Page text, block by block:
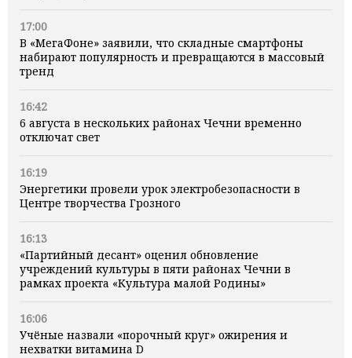
17:00
В «МегаФоне» заявили, что складные смартфоны
набирают популярность и превращаются в массовый
тренд
16:42
6 августа в нескольких районах Чечни временно
отключат свет
16:19
Энергетики провели урок электробезопасности в
Центре творчества Грозного
16:13
«Партийный десант» оценил обновление
учреждений культуры в пяти районах Чечни в
рамках проекта «Культура малой Родины»
16:06
Учёные назвали «порочный круг» ожирения и
нехватки витамина D